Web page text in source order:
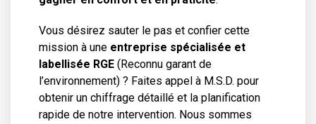
Vous désirez sauter le pas et confier cette
mission à une entreprise spécialisée et
labellisée RGE (Reconnu garant de
l’environnement) ? Faites appel à M.S.D. pour
obtenir un chiffrage détaillé et la planification
rapide de notre intervention. Nous sommes